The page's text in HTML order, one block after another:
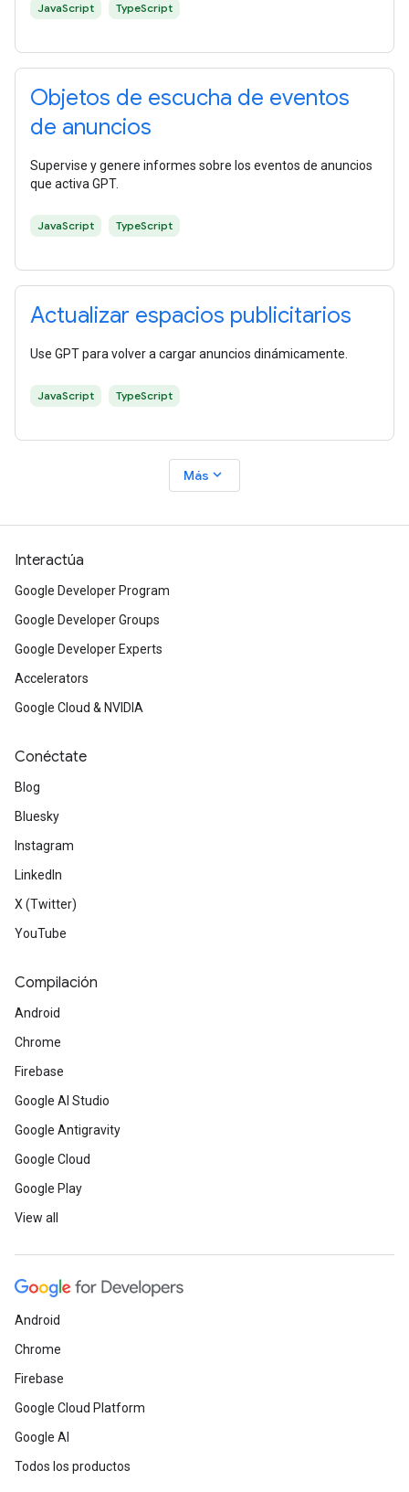
JavaScript TypeScript
Objetos de escucha de eventos
de anuncios
Supervise y genere informes sobre los eventos de anuncios
que activa GPT.
JavaScript TypeScript
Actualizar espacios publicitarios
Use GPT para volver a cargar anuncios dinámicamente.
JavaScript TypeScript
Más expand_more
Interactúa
Google Developer Program
Google Developer Groups
Google Developer Experts
Accelerators
Google Cloud & NVIDIA
Conéctate
Blog
Bluesky
Instagram
LinkedIn
X (Twitter)
YouTube
Compilación
Android
Chrome
Firebase
Google AI Studio
Google Antigravity
Google Cloud
Google Play
View all
Android
Chrome
Firebase
Google Cloud Platform
Google AI
Todos los productos